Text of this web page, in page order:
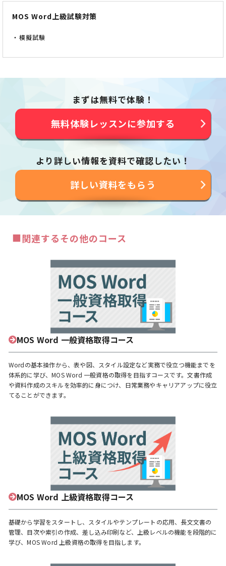
MOS Word上級試験対策
模擬試験
まずは無料で体験！
無料体験レッスンに参加する
より詳しい情報を資料で確認したい！
詳しい資料をもらう
■関連するその他のコース
MOS Word 一般資格取得コース
Wordの基本操作から、表や図、スタイル設定など実務で役立つ機能までを
体系的に学び、MOS Word 一般資格の取得を目指すコースです。文書作成
や資料作成のスキルを効率的に身につけ、日常業務やキャリアアップに役立
てることができます。
MOS Word 上級資格取得コース
基礎から学習をスタートし、スタイルやテンプレートの応用、長文文書の
管理、目次や索引の作成、差し込み印刷など、上級レベルの機能を段階的に
学び、MOS Word 上級資格の取得を目指します。